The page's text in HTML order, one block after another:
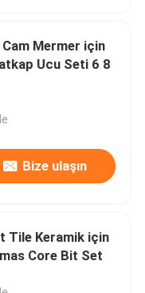
Mermer için
Ucu Seti 6 8
Bize ulaşın
Tile Keramik için
Core Bit Set